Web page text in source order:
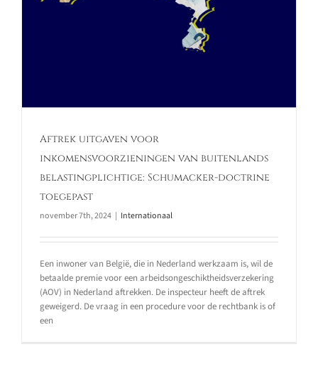
Aftrek uitgaven voor
inkomensvoorzieningen van buitenlands
belastingplichtige: Schumacker-doctrine
toegepast
november 7th, 2024 | Internationaal
Een inwoner van België, die in Nederland werkzaam is, wil de
betaalde premie voor een arbeidsongeschiktheidsverzekering
(AOV) in Nederland aftrekken. De inspecteur heeft de aftrek
geweigerd. De vraag in een procedure voor de rechtbank is of
een